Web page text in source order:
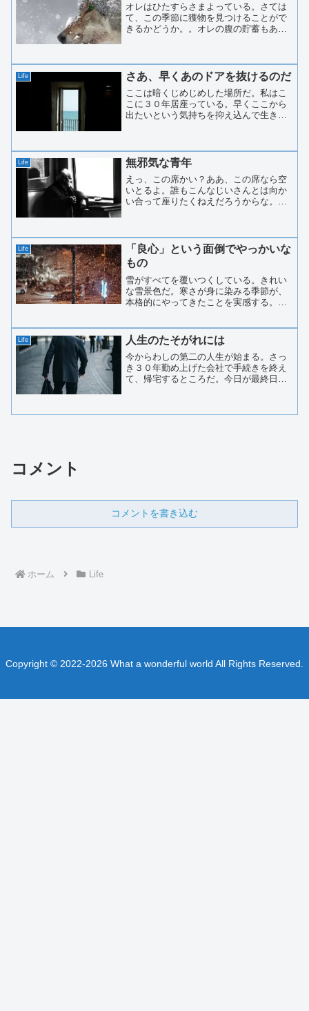
オレはひたすらさまよっている。さては
て、この季節に獲物を見つけることがで
きるかどうか。。オレの腹の貯蓄もあと
還るだけだ。不思議と恐怖心はない。死
んだらどうなるのか？あの...
Life さあ、早くあのドアを抜けるのだ
ここは暗くじめじめした場所だ。私はこ
こに３０年居座っている。早くここから
出たいという気持ちを抑え込んで生きて
たら。。なんて考えた時期もあった。ま
さに地獄のような日々だっ...
Life 無邪気な青年
えっ、この席かい？ああ、この席なら空
いとるよ。誰もこんなじいさんとは向か
い合って座りたくねえだろうからな。あ
ろうな。。あんたからは警戒心のかけら
も感じられん。それが若さ...
Life
「良心」という面倒でやっかいな
もの
雪がすべてを覆いつくしている。きれい
な雪景色だ。寒さが身に染みる季節が、
本格的にやってきたことを実感する。雪
もの、単純なもの。きれいなもの、汚い
もの。派手なもの、陰気な...
Life 人生のたそがれには
今からわしの第二の人生が始まる。さっ
き３０年勤め上げた会社で手続きを終え
て、帰宅するところだ。今日が最終日だ
コメント
コメントを書き込む
ホーム Life
Copyright © 2022-2026 What a wonderful world All Rights Reserved.